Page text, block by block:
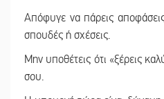
Απόφυγε να πάρεις αποφάσεις
σπουδές ή σχέσεις.
Μην υποθέτεις ότι «ξέρεις
σου.